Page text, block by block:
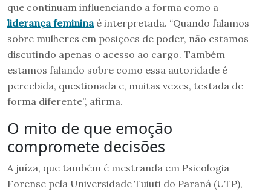
que continuam influenciando a forma como a
liderança femininaé interpretada. “Quando falamos
sobre mulheres em posições de poder, não estamos
discutindo apenas o acesso ao cargo. Também
estamos falando sobre como essa autoridade é
percebida, questionada e, muitas vezes, testada de
forma diferente”, afirma.
O mito de que emoção
compromete decisões
A juíza, que também é mestranda em Psicologia
Forense pela Universidade Tuiuti do Paraná (UTP),